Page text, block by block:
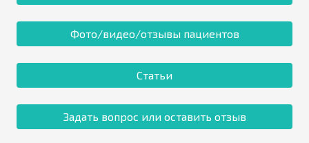
Фото/видео/отзывы пациентов
Статьи
Задать вопрос или оставить отзыв